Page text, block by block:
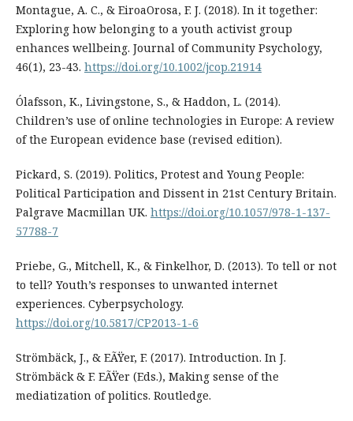
Montague, A. C., & EiroaOrosa, F. J. (2018). In it together:
Exploring how belonging to a youth activist group
enhances wellbeing. Journal of Community Psychology,
46(1), 23-43. https://doi.org/10.1002/jcop.21914
Ólafsson, K., Livingstone, S., & Haddon, L. (2014).
Children’s use of online technologies in Europe: A review
of the European evidence base (revised edition).
Pickard, S. (2019). Politics, Protest and Young People:
Political Participation and Dissent in 21st Century Britain.
Palgrave Macmillan UK. https://doi.org/10.1057/978-1-137-
57788-7
Priebe, G., Mitchell, K., & Finkelhor, D. (2013). To tell or not
to tell? Youth’s responses to unwanted internet
experiences. Cyberpsychology.
https://doi.org/10.5817/CP2013-1-6
Strömbäck, J., & EÃŸer, F. (2017). Introduction. In J.
Strömbäck & F. EÃŸer (Eds.), Making sense of the
mediatization of politics. Routledge.